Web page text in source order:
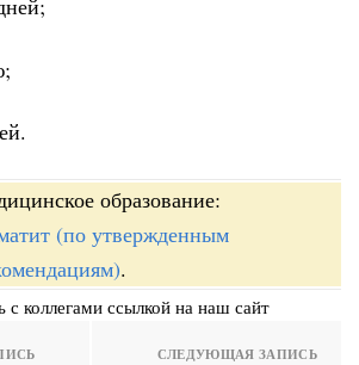
образование:
(по утвержденным
.
с коллегами ссылкой на наш сайт
СЛЕДУЮЩАЯ ЗАПИСЬ